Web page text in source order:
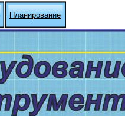
Планирование